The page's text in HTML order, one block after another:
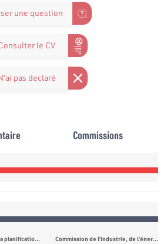
une question
le CV
pas declaré
Commissions
Commission des finances, de la planification et du développement Commission de l’industrie, de l’énergie, des ressources naturelles, de l’infrastructure et de l’environnement